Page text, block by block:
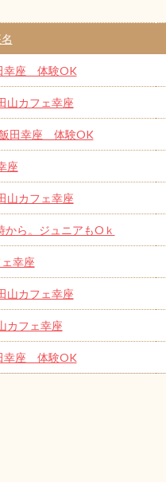
幸座 体験OK
山カフェ幸座
田幸座 体験OK
座
山カフェ幸座
ら。ジュニアもOｋ
幸座
山カフェ幸座
カフェ幸座
幸座 体験OK